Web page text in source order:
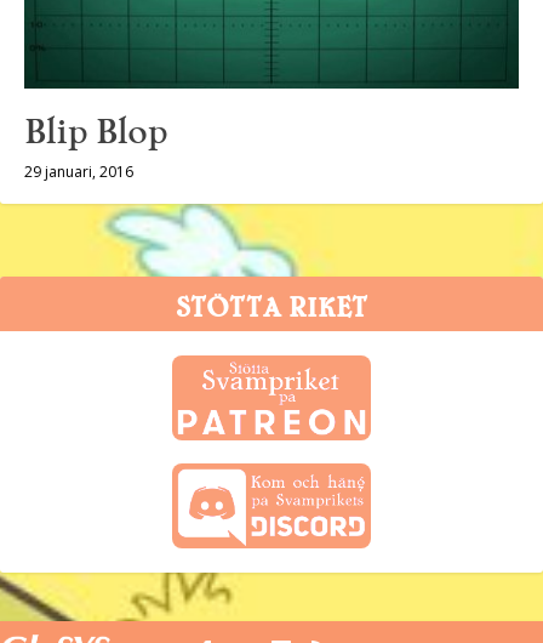
Blip Blop
29 januari, 2016
STÖTTA RIKET